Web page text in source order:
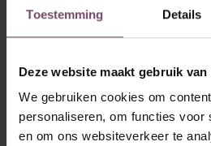
Toestemming Details
Deze website maakt gebruik van
We gebruiken cookies om
personaliseren, om functies voor
en om ons websiteverkeer te
Mas Shop
Welke